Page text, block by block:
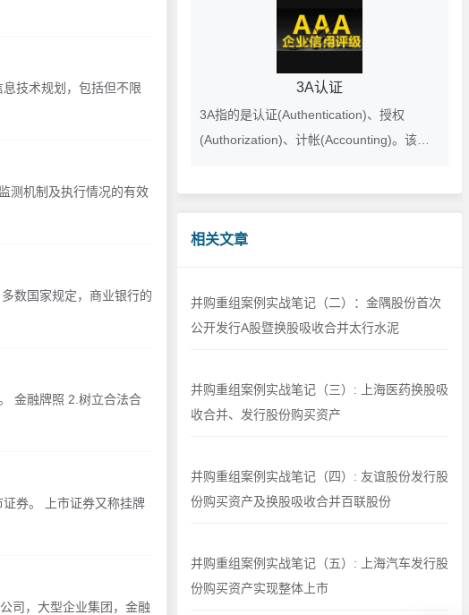
技术规划，包括但不限
测机制及执行情况的有效
数国家规定，商业银行的
金融牌照 2.树立合法合
券。 上市证券又称挂牌
司，大型企业集团，金融
3A认证
3A指的是认证(Authentication)、授权
(Authorization)、计帐(Accounting)。该认
相关文章
并购重组案例实战笔记（二）：金隅股份首次
公开发行A股暨换股吸收合并太行水泥
并购重组案例实战笔记（三）: 上海医药换股吸
收合并、发行股份购买资产
并购重组案例实战笔记（四）: 友谊股份发行股
份购买资产及换股吸收合并百联股份
并购重组案例实战笔记（五）: 上海汽车发行股
份购买资产实现整体上市